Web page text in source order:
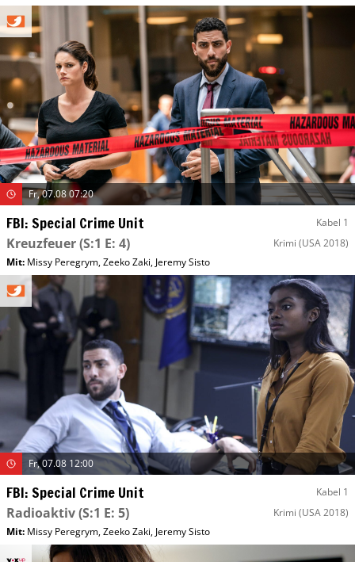
Fr, 07.08 07:20
FBI: Special Crime Unit Kabel 1
Kreuzfeuer(S:1 E: 4) Krimi (USA 2018)
Mit: Missy Peregrym,Zeeko Zaki, Jeremy Sisto
Fr, 07.08 12:00
FBI: Special Crime Unit Kabel 1
Radioaktiv(S:1 E: 5) Krimi (USA 2018)
Mit: Missy Peregrym,Zeeko Zaki, Jeremy Sisto